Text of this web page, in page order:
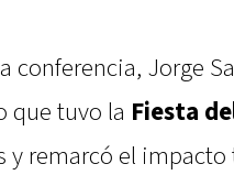
conferencia, Jorge
que tuvo la Fiesta
y remarcó el